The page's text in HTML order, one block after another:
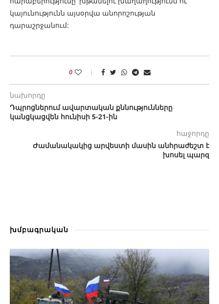
կայունությունն այսօրվա անորոշության
դարաշրջանում:
0
նախորդը
Դպրոցներում ավարտական քննությունները
կանցկացվեն հունիսի 5-21-ին
հաջորդը
Ժամանակակից արվեստի մասին անհրաժեշտ է
խոսել պարզ
խմբագրական